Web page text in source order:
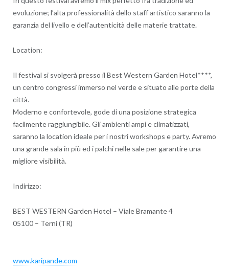
evoluzione; l’alta professionalità dello staff artistico saranno la
garanzia del livello e dell’autenticità delle materie trattate.
Location:
Il festival si svolgerà presso il Best Western Garden Hotel****,
un centro congressi immerso nel verde e situato alle porte della
città.
Moderno e confortevole, gode di una posizione strategica
facilmente raggiungibile. Gli ambienti ampi e climatizzati,
saranno la location ideale per i nostri workshops e party. Avremo
una grande sala in più ed i palchi nelle sale per garantire una
migliore visibilità.
Indirizzo:
BEST WESTERN Garden Hotel – Viale Bramante 4
05100 – Terni (TR)
www.karipande.com